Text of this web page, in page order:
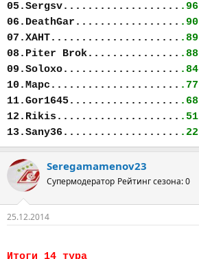
05.Sergsv................... .96
06.DeathGar................. .90
07.ХАНТ..................... .89
08.Piter Brok............... .88
09.Soloxo................... .84
10.Марс..................... .77
11.Gor1645.................. .68
12.Rikis.................... .51
13.Sany36................... .22
Seregamamenov23
Супермодератор Рейтинг сезона: 0
25.12.2014
Итоги 14 тура